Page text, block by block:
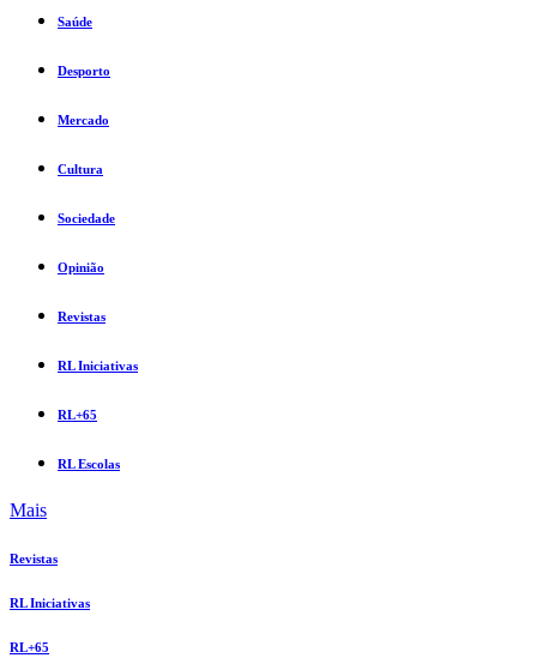
Saúde
Desporto
Mercado
Cultura
Sociedade
Opinião
Revistas
RL Iniciativas
RL+65
RL Escolas
Mais
Revistas
RL Iniciativas
RL+65